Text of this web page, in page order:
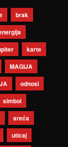
brak
karte
MAGIJA
odnosi
simbol
sreća
uticaj